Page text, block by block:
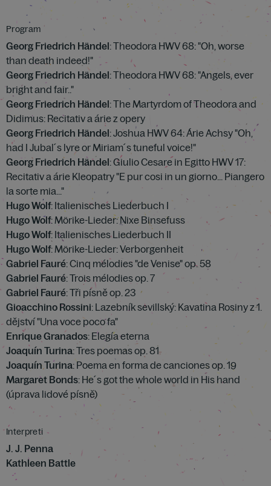
Program
Georg Friedrich Händel: Theodora HWV 68: "Oh, worse
than death indeed!"
Georg Friedrich Händel: Theodora HWV 68: "Angels, ever
bright and fair.."
Georg Friedrich Händel: The Martyrdom of Theodora and
Didimus: Recitativ a árie z opery
Georg Friedrich Händel: Joshua HWV 64: Árie Achsy "Oh,
had I Jubal´s lyre or Miriam´s tuneful voice!"
Georg Friedrich Händel: Giulio Cesare in Egitto HWV 17:
Recitativ a árie Kleopatry "E pur cosi in un giorno... Piangero
la sorte mia..."
Hugo Wolf: Italienisches Liederbuch I
Hugo Wolf: Mörike-Lieder: Nixe Binsefuss
Hugo Wolf: Italienisches Liederbuch II
Hugo Wolf: Mörike-Lieder: Verborgenheit
Gabriel Fauré: Cinq mélodies "de Venise" op. 58
Gabriel Fauré: Trois mélodies op. 7
Gabriel Fauré: Tři písně op. 23
Gioacchino Rossini: Lazebník sevillský: Kavatina Rosiny z 1.
dějství "Una voce poco fa"
Enrique Granados: Elegía eterna
Joaquín Turina: Tres poemas op. 81
Joaquín Turina: Poema en forma de canciones op. 19
Margaret Bonds: He´s got the whole world in His hand
(úprava lidové písně)
Interpreti
J. J. Penna
Kathleen Battle